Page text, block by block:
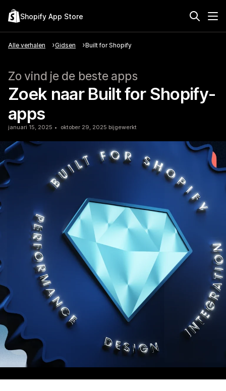
Shopify App Store
Alle verhalen Gidsen Built for Shopify
Zo vind je de beste apps
Zoek naar Built for Shopify-
apps
januari 15, 2025 oktober 29, 2025 bijgewerkt